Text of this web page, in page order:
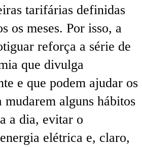
tarifárias definidas
os meses. Por isso, a
reforça a série de
que divulga
e que podem ajudar os
mudarem alguns hábitos
a dia, evitar o
elétrica e, claro,